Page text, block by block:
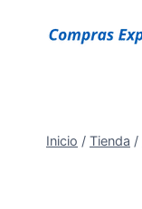
Inicio / Tienda /